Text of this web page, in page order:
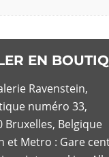
EN
Ravenstein,
numéro 33,
Bruxelles, Belgique
et Metro : Gare